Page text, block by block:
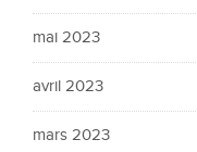
mai 2023
avril 2023
mars 2023